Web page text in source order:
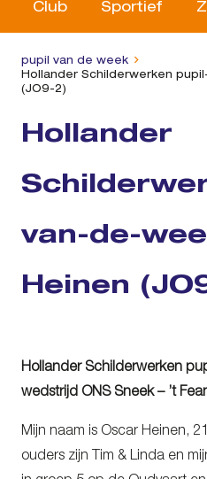
Club Sportief
pupil van de week
Hollander Schilderwerken
(JO9-2)
Hollander
van-de-
Heinen
Hollander Schilderwerken
wedstrijd ONS Sneek – ’t
Mijn naam is Oscar Heinen,
ouders zijn Tim & Linda en